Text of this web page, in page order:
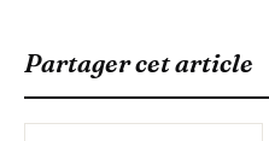
Partager cet article